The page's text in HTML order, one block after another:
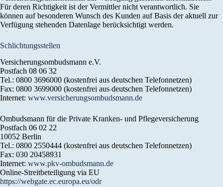
Für deren Richtigkeit ist der Vermittler nicht verantwortlich. Sie
können auf besonderen Wunsch des Kunden auf Basis der aktuell zur
Verfügung stehenden Datenlage berücksichtigt werden.
Schlichtungsstellen
Versicherungsombudsmann e.V.
Postfach 08 06 32
Tel.: 0800 3696000 (kostenfrei aus deutschen Telefonnetzen)
Fax: 0800 3699000 (kostenfrei aus deutschen Telefonnetzen)
Internet: www.versicherungsombudsmann.de
Ombudsmann für die Private Kranken- und Pflegeversicherung
Postfach 06 02 22
10052 Berlin
Tel.: 0800 2550444 (kostenfrei aus deutschen Telefonnetzen)
Fax: 030 20458931
Internet: www.pkv-ombudsmann.de
Online-Streitbeteiligung via EU
https://webgate.ec.europa.eu/odr